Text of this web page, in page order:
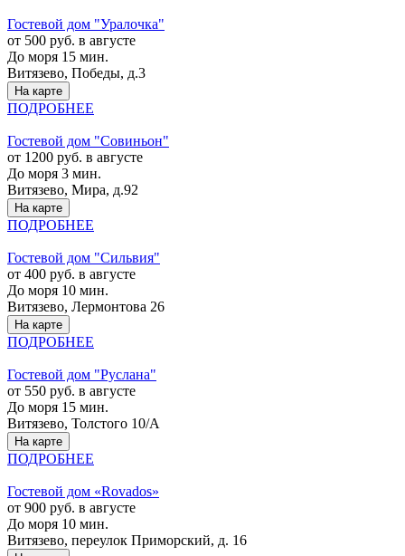
Гостевой дом "Уралочка"
от 500 руб. в августе
До моря 15 мин.
Витязево, Победы, д.3
На карте
ПОДРОБНЕЕ
Гостевой дом "Совиньон"
от 1200 руб. в августе
До моря 3 мин.
Витязево, Мира, д.92
На карте
ПОДРОБНЕЕ
Гостевой дом "Сильвия"
от 400 руб. в августе
До моря 10 мин.
Витязево, Лермонтова 26
На карте
ПОДРОБНЕЕ
Гостевой дом "Руслана"
от 550 руб. в августе
До моря 15 мин.
Витязево, Толстого 10/А
На карте
ПОДРОБНЕЕ
Гостевой дом «Rovados»
от 900 руб. в августе
До моря 10 мин.
Витязево, переулок Приморский, д. 16